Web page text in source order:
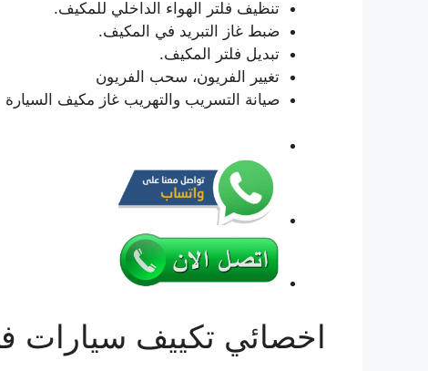
تنظيف فلتر الهواء الداخلي للمكيف.
ضبط غاز التبريد في المكيف.
تبديل فلتر المكيف.
تغيير الفريون، سحب الفريون
صيانة التسريب والتهريب غاز مكيف السيارة
اخصائي تكييف سيارات